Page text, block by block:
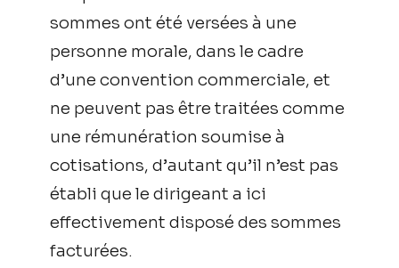
sommes ont été versées à une
personne morale, dans le cadre
d’une convention commerciale, et
ne peuvent pas être traitées comme
une rémunération soumise à
cotisations, d’autant qu’il n’est pas
établi que le dirigeant a ici
effectivement disposé des sommes
facturées.